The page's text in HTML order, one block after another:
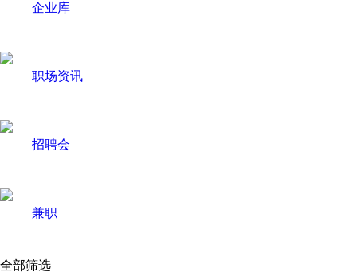
企业库
职场资讯
招聘会
兼职
全部筛选